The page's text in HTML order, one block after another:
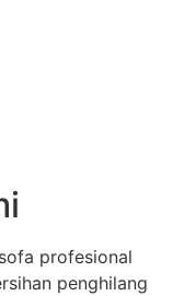
profesional
penghilang